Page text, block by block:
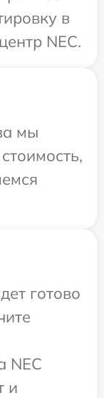
в
NEC.
мы
готово
NEC
и